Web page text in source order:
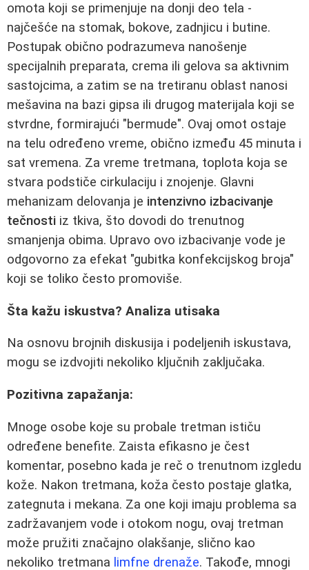
omota koji se primenjuje na donji deo tela -
najčešće na stomak, bokove, zadnjicu i butine.
Postupak obično podrazumeva nanošenje
specijalnih preparata, crema ili gelova sa aktivnim
sastojcima, a zatim se na tretiranu oblast nanosi
mešavina na bazi gipsa ili drugog materijala koji se
stvrdne, formirajući "bermude". Ovaj omot ostaje
na telu određeno vreme, obično između 45 minuta i
sat vremena. Za vreme tretmana, toplota koja se
stvara podstiče cirkulaciju i znojenje. Glavni
mehanizam delovanja je intenzivno izbacivanje
tečnosti iz tkiva, što dovodi do trenutnog
smanjenja obima. Upravo ovo izbacivanje vode je
odgovorno za efekat "gubitka konfekcijskog broja"
koji se toliko često promoviše.
Šta kažu iskustva? Analiza utisaka
Na osnovu brojnih diskusija i podeljenih iskustava,
mogu se izdvojiti nekoliko ključnih zaključaka.
Pozitivna zapažanja:
Mnoge osobe koje su probale tretman ističu
određene benefite. Zaista efikasno je čest
komentar, posebno kada je reč o trenutnom izgledu
kože. Nakon tretmana, koža često postaje glatka,
zategnuta i mekana. Za one koji imaju problema sa
zadržavanjem vode i otokom nogu, ovaj tretman
može pružiti značajno olakšanje, slično kao
nekoliko tretmana limfne drenaže. Takođe, mnogi